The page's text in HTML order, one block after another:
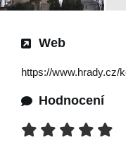
Web
https://www.hrady.cz/
Hodnocení